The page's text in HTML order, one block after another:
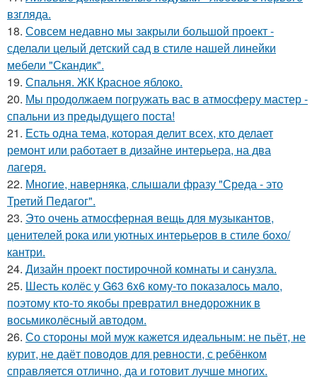
взгляда.
18. Совсем недавно мы закрыли большой проект -
сделали целый детский сад в стиле нашей линейки
мебели "Скандик".
19. Спальня. ЖК Красное яблоко.
20. Мы продолжаем погружать вас в атмосферу мастер -
спальни из предыдущего поста!
21. Есть одна тема, которая делит всех, кто делает
ремонт или работает в дизайне интерьера, на два
лагеря.
22. Многие, наверняка, слышали фразу "Среда - это
Третий Педагог".
23. Это очень атмосферная вещь для музыкантов,
ценителей рока или уютных интерьеров в стиле бохо/
кантри.
24. Дизайн проект постирочной комнаты и санузла.
25. Шесть колёс у G63 6x6 кому-то показалось мало,
поэтому кто-то якобы превратил внедорожник в
восьмиколёсный автодом.
26. Со стороны мой муж кажется идеальным: не пьёт, не
курит, не даёт поводов для ревности, с ребёнком
справляется отлично, да и готовит лучше многих.